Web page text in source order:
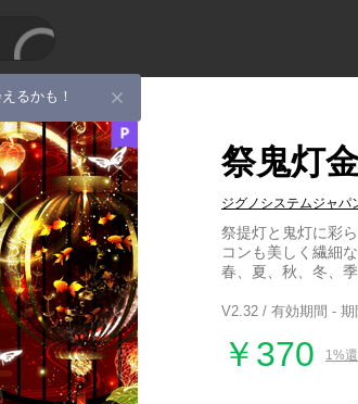
るかも！
祭鬼灯
ジグノシステムジャパ
祭提灯と鬼灯に彩
コンも美しく繊細
春、夏、秋、冬、
V2.32 / 有効期間 - 期
￥370 1%